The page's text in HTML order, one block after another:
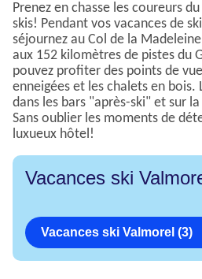
Prenez en chasse les coureurs
skis! Pendant vos vacances de
séjournez au Col de la
aux 152 kilomètres de pistes du
pouvez profiter des points de
enneigées et les chalets en
dans les bars "après-ski" et sur
Sans oublier les moments de
luxueux hôtel!
Vacances ski
Vacances ski Valmorel (3)